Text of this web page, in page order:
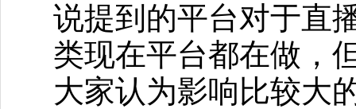
说提到的平台对于直
类现在平台都在做，
大家认为影响比较大